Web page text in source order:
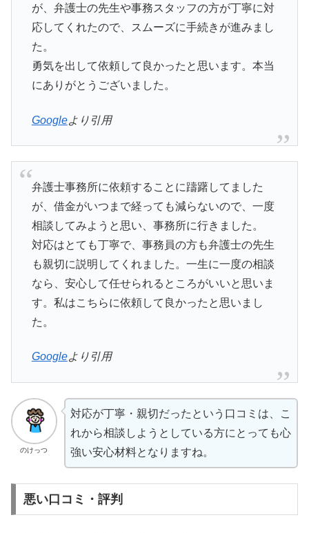
が、弁護士の先生や事務スタッフの方が丁寧に対
応してくれたので、スムーズに手続きが進みまし
た。
勇気を出して依頼して良かったと思います。本当
にありがとうございました。
Googleより引用
弁護士事務所に依頼することに躊躇してました
が、借金がいつまで経っても減らないので、一度
相談してみようと思い、事務所に行きました。
対応はとても丁寧で、事務員の方も弁護士の先生
も親切に説明してくれました。一生に一度の相談
なら、安心して任せられるところがいいと思いま
す。私はこちらに依頼して良かったと思いまし
た。
Googleより引用
のけっつ
対応が丁寧・親切だったという口コミは、こ
れから相談しようとしている方にとっても心
強い安心材料となりますね。
悪い口コミ・評判